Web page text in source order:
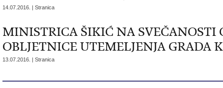
14.07.2016. | Stranica
MINISTRICA ŠIKIĆ NA SVEČANOSTI
OBLJETNICE UTEMELJENJA GRADA
13.07.2016. | Stranica